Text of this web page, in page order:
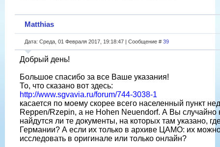
Matthias
Дата: Среда, 01 Февраля 2017, 19:18:47 | Сообщение # 39
Добрый день!
Большое спасибо за все Ваше указания!
То, что сказано вот здесь:
http://www.sgvavia.ru/forum/744-3038-1
касается по моему скорее всего населенный пункт
Reppen/Rzepin, а не Hohen Neuendorf. А Вы случайно
найдутся ли те документы, на которых там указано,
Германии? А если их только в архиве ЦАМО: их
исследовать в оригинале или только онлайн?